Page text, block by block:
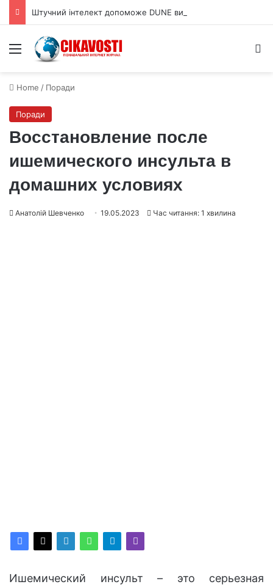
Menu
Home / Поради
Поради
Восстановление после
ишемического инсульта в
домашних условиях
Анатолій Шевченко 19.05.2023 Час читання: 1 хвилина
Ишемический инсульт – это серьезная